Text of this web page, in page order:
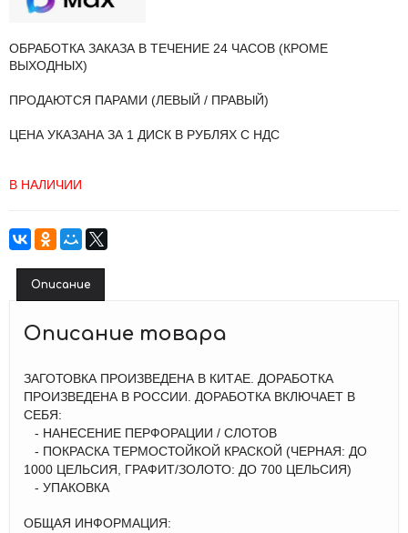
ОБРАБОТКА ЗАКАЗА В ТЕЧЕНИЕ 24 ЧАСОВ (КРОМЕ
ВЫХОДНЫХ)
ПРОДАЮТСЯ ПАРАМИ (ЛЕВЫЙ / ПРАВЫЙ)
ЦЕНА УКАЗАНА ЗА 1 ДИСК В РУБЛЯХ С НДС
В НАЛИЧИИ
Описание
Описание товара
ЗАГОТОВКА ПРОИЗВЕДЕНА В КИТАЕ. ДОРАБОТКА
ПРОИЗВЕДЕНА В РОССИИ. ДОРАБОТКА ВКЛЮЧАЕТ В
СЕБЯ:
- НАНЕСЕНИЕ ПЕРФОРАЦИИ / СЛОТОВ
- ПОКРАСКА ТЕРМОСТОЙКОЙ КРАСКОЙ (ЧЕРНАЯ: ДО
1000 ЦЕЛЬСИЯ, ГРАФИТ/ЗОЛОТО: ДО 700 ЦЕЛЬСИЯ)
- УПАКОВКА
ОБЩАЯ ИНФОРМАЦИЯ: